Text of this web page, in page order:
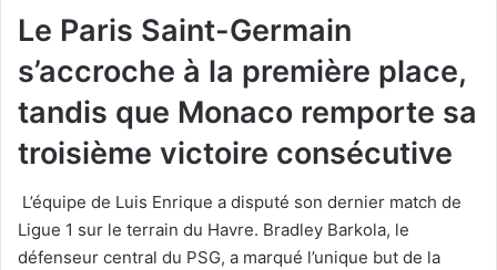
Le Paris Saint-Germain
s’accroche à la première place,
tandis que Monaco remporte sa
troisième victoire consécutive
L’équipe de Luis Enrique a disputé son dernier match de
Ligue 1 sur le terrain du Havre. Bradley Barkola, le
défenseur central du PSG, a marqué l’unique but de la